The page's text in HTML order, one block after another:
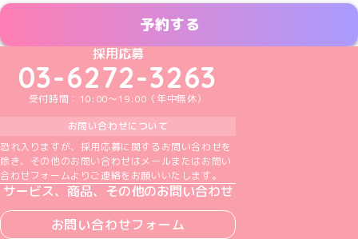
予約する
めいどりーみんTikTok公式アカウント
めいどりーみんX公式アカウント
めいどりーみんInstagram公式アカウント
めいどりーみんFacebook公式アカウン
めいどりーみんYouTube公式アカ
採用応募
03-6272-3263
受付時間：10:00～19:00（年中無休）
お問い合わせについて
恐れ入りますが、採用応募に関するお問い合わせを
除き、その他のお問い合わせはメールまたはお問い
合わせフォームよりご連絡をお願いいたします。
サービス、商品、その他のお問い合わせ
お問い合わせフォーム